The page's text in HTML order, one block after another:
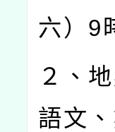
六） 9
２、
語文